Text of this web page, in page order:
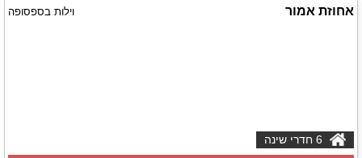
אחוזת אמור וילות בספסופה